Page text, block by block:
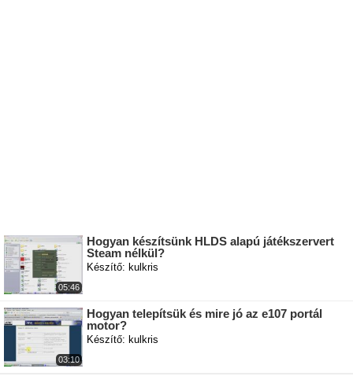
05:46
Hogyan készítsünk HLDS alapú játékszervert
Steam nélkül?
Készítő: kulkris
03:10
Hogyan telepítsük és mire jó az e107 portál
motor?
Készítő: kulkris